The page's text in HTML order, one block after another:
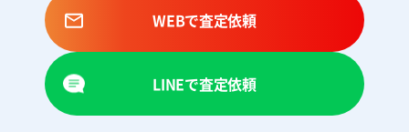
WEBで査定依頼
LINEで査定依頼